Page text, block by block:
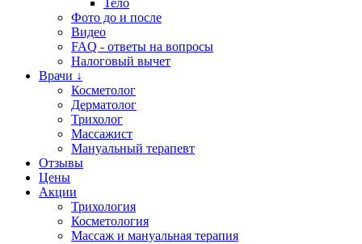
Тело
Фото до и после
Видео
FAQ - ответы на вопросы
Налоговый вычет
Врачи ↓
Косметолог
Дерматолог
Трихолог
Массажист
Мануальный терапевт
Отзывы
Цены
Акции
Трихология
Косметология
Массаж и мануальная терапия